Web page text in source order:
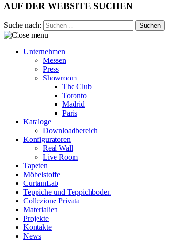
AUF DER WEBSITE SUCHEN
Suche nach:
Unternehmen
Messen
Press
Showroom
The Club
Toronto
Madrid
Paris
Kataloge
Downloadbereich
Konfiguratoren
Real Wall
Live Room
Tapeten
Möbelstoffe
CurtainLab
Teppiche und Teppichboden
Collezione Privata
Materialien
Projekte
Kontakte
News